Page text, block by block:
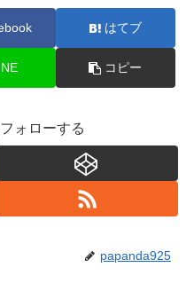
はてブ
コピー
ォローする
papanda925